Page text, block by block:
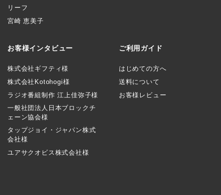
リーフ
宮崎 恵美子
お客様インタビュー
株式会社ギフティ様
株式会社Kotohogi様
ラジオ番組制作 江上佳弥子様
一般社団法人日本ブロックチ
ェーン協会様
タップジョイ・ジャパン株式
会社様
ユアサクオビス株式会社様
ご利用ガイド
はじめての方へ
送料について
お客様レビュー